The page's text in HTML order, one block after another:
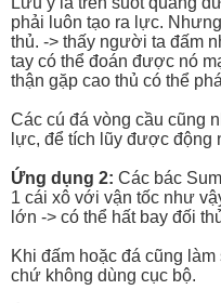
phải luôn tạo ra lực.
thủ. -> thấy người ta đấm
tay có thể đoán được nó
thận gặp cao thủ có thể
Các cú đá vòng cầu cũng
lực, để tích lũy được động
Ứng dụng 2: Các bác
1 cái xô với vận tốc như
lớn -> có thể hất bay đối
Khi đấm hoặc đá cũng
chứ không dùng cục bộ.